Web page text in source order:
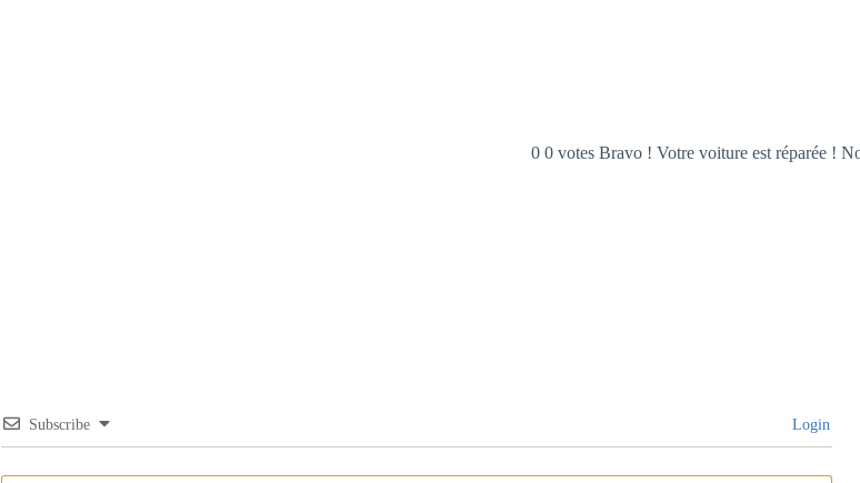
0 0 votes Bravo ! Votre voiture est réparée !
Subscribe Login